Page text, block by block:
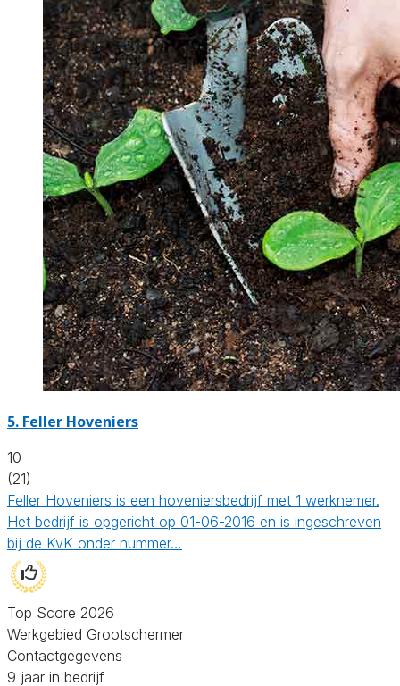
5. Feller Hoveniers
10
(21)
Feller Hoveniers is een hoveniersbedrijf met 1 werknemer.
Het bedrijf is opgericht op 01-06-2016 en is ingeschreven
bij de KvK onder nummer…
Top Score 2026
Werkgebied Grootschermer
Contactgegevens
9 jaar in bedrijf